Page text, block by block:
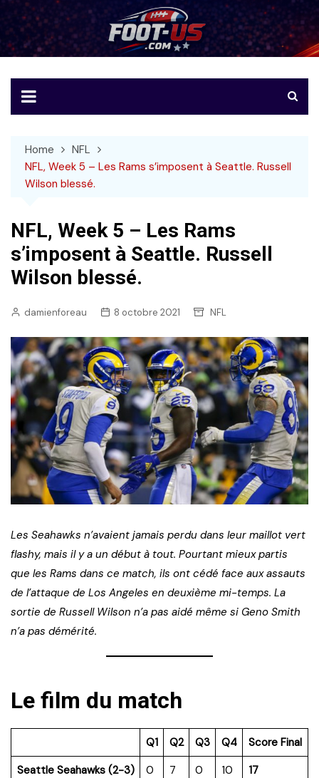
to
content
Foot-US
Le football américain en français
Home
NFL
NFL, Week 5 – Les Rams s’imposent à Seattle. Russell
Wilson blessé.
NFL, Week 5 – Les Rams
s’imposent à Seattle. Russell
Wilson blessé.
damienforeau 8 octobre 2021 NFL
Les Seahawks n’avaient jamais perdu dans leur maillot vert
flashy, mais il y a un début à tout. Pourtant mieux partis
que les Rams dans ce match, ils ont cédé face aux assauts
de l’attaque de Los Angeles en deuxième mi-temps. La
sortie de Russell Wilson n’a pas aidé même si Geno Smith
n’a pas démérité.
Le film du match
Q1 Q2 Q3 Q4
Score Final
Seattle Seahawks (2-3)
0 7 0 10
17